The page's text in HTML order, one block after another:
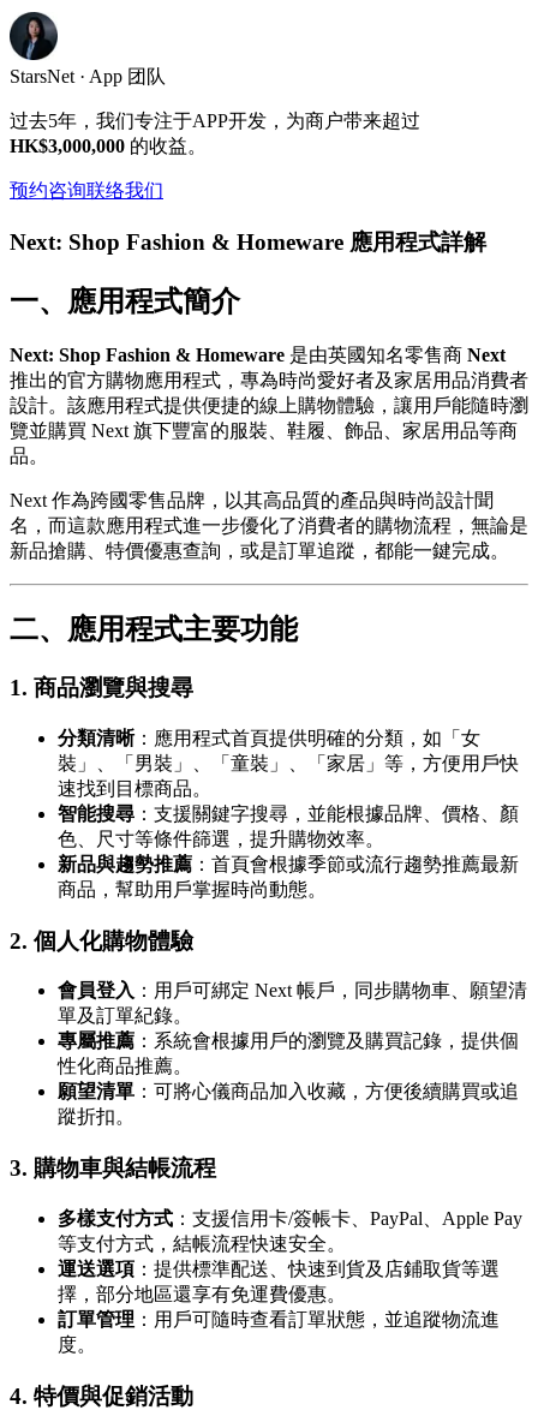
StarsNet · App 团队
过去5年，我们专注于APP开发，为商户带来超过
HK$3,000,000 的收益。
预约咨询联络我们
Next: Shop Fashion & Homeware 應用程式詳解
一、應用程式簡介
Next: Shop Fashion & Homeware 是由英國知名零售商 Next
推出的官方購物應用程式，專為時尚愛好者及家居用品消費者
設計。該應用程式提供便捷的線上購物體驗，讓用戶能隨時瀏
覽並購買 Next 旗下豐富的服裝、鞋履、飾品、家居用品等商
品。
Next 作為跨國零售品牌，以其高品質的產品與時尚設計聞
名，而這款應用程式進一步優化了消費者的購物流程，無論是
新品搶購、特價優惠查詢，或是訂單追蹤，都能一鍵完成。
二、應用程式主要功能
1. 商品瀏覽與搜尋
分類清晰：應用程式首頁提供明確的分類，如「女
裝」、「男裝」、「童裝」、「家居」等，方便用戶快
速找到目標商品。
智能搜尋 ：支援關鍵字搜尋，並能根據品牌、價格、顏
色、尺寸等條件篩選，提升購物效率。
新品與趨勢推薦 ：首頁會根據季節或流行趨勢推薦最新
商品，幫助用戶掌握時尚動態。
2. 個人化購物體驗
會員登入 ：用戶可綁定 Next 帳戶，同步購物車、願望清
單及訂單紀錄。
專屬推薦 ：系統會根據用戶的瀏覽及購買記錄，提供個
性化商品推薦。
願望清單 ：可將心儀商品加入收藏，方便後續購買或追
蹤折扣。
3. 購物車與結帳流程
多樣支付方式 ：支援信用卡/簽帳卡、PayPal、Apple Pay
等支付方式，結帳流程快速安全。
運送選項 ：提供標準配送、快速到貨及店鋪取貨等選
擇，部分地區還享有免運費優惠。
訂單管理 ：用戶可隨時查看訂單狀態，並追蹤物流進
度。
4. 特價與促銷活動